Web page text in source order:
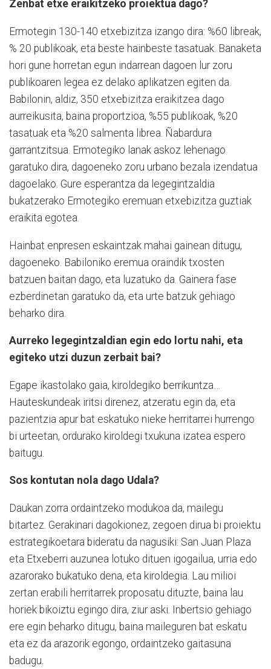
Zenbat etxe eraikitzeko proiektua dago?
Ermotegin 130-140 etxebizitza izango dira: %60 libreak,
% 20 publikoak, eta beste hainbeste tasatuak. Banaketa
hori gune horretan egun indarrean dagoen lur zoru
publikoaren legea ez delako aplikatzen egiten da.
Babilonin, aldiz, 350 etxebizitza eraikitzea dago
aurreikusita, baina proportzioa, %55 publikoak, %20
tasatuak eta %20 salmenta librea. Ñabardura
garrantzitsua. Ermotegiko lanak askoz lehenago
garatuko dira, dagoeneko zoru urbano bezala izendatua
dagoelako. Gure esperantza da legegintzaldia
bukatzerako Ermotegiko eremuan etxebizitza guztiak
eraikita egotea.
Hainbat enpresen eskaintzak mahai gainean ditugu,
dagoeneko. Babiloniko eremua oraindik txosten
batzuen baitan dago, eta luzatuko da. Gainera fase
ezberdinetan garatuko da, eta urte batzuk gehiago
beharko dira.
Aurreko legegintzaldian egin edo lortu nahi, eta
egiteko utzi duzun zerbait bai?
Egape ikastolako gaia, kiroldegiko berrikuntza…
Hauteskundeak iritsi direnez, atzeratu egin da, eta
pazientzia apur bat eskatuko nieke herritarrei hurrengo
bi urteetan, ordurako kiroldegi txukuna izatea espero
baitugu.
Sos kontutan nola dago Udala?
Daukan zorra ordaintzeko modukoa da, mailegu
bitartez. Gerakinari dagokionez, zegoen dirua bi proiektu
estrategikoetara bideratu da nagusiki: San Juan Plaza
eta Etxeberri auzunea lotuko dituen igogailua, urria edo
azarorako bukatuko dena, eta kiroldegia. Lau milioi
zertan erabili herritarrek proposatu dituzte, baina lau
horiek bikoiztu egingo dira, ziur aski. Inbertsio gehiago
ere egin beharko ditugu, baina maileguren bat eskatu
eta ez da arazorik egongo, ordaintzeko gaitasuna
badugu.